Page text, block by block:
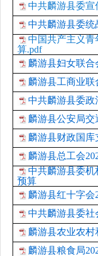
中共麟游县委宣
中共麟游县委统
中国共产主义青
算.pdf
麟游县妇女联合
麟游县工商业
中共麟游县委政
麟游县公安局
麟游县财政国
麟游县总工会
中共麟游县委机
预算
麟游县红十字会
中共麟游县委社
麟游县农业农
麟游县粮食局